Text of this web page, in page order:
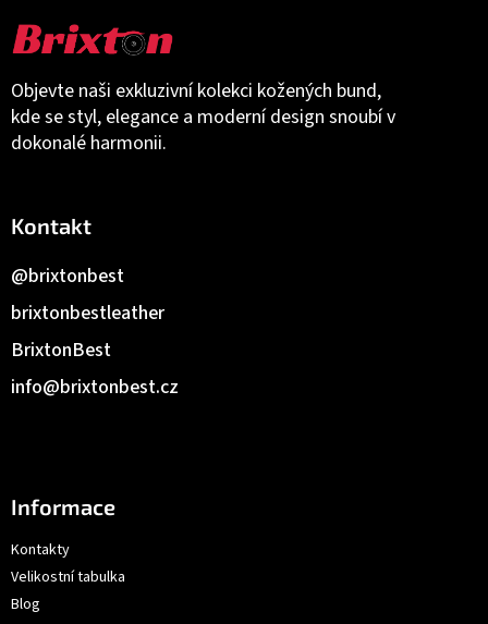
Objevte naši exkluzivní kolekci kožených bund,
kde se styl, elegance a moderní design snoubí v
dokonalé harmonii.
Kontakt
info@brixtonbest.cz
BrixtonBest
brixtonbestleather
@brixtonbest
Informace
Kontakty
Velikostní tabulka
Blog